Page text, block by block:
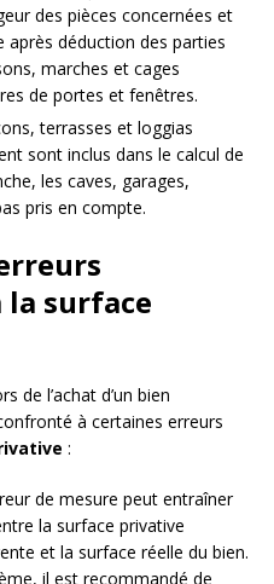
des pièces concernées et
après déduction des parties
marches et cages
de portes et fenêtres.
terrasses et loggias
sont inclus dans le calcul de
les caves, garages,
pris en compte.
la surface
de l’achat d’un bien
à certaines erreurs
:
de mesure peut entraîner
la surface privative
et la surface réelle du bien.
il est recommandé de